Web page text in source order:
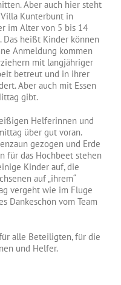
Aber auch hier steht
Villa Kunterbunt in
im Alter von 5 bis 14
heißt Kinder können
Anmeldung kommen
mit langjähriger
betreut und in ihrer
Aber auch mit Essen
gibt.
Helferinnen und
über gut voran.
gezogen und Erde
für das Hochbeet stehen
Kinder auf, die
auf „ihrem“
vergeht wie im Fluge
Dankeschön vom Team
alle Beteiligten, für die
und Helfer.